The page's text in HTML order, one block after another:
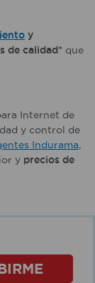
y
de calidad* que
Internet de
y control de
Indurama,
y precios de